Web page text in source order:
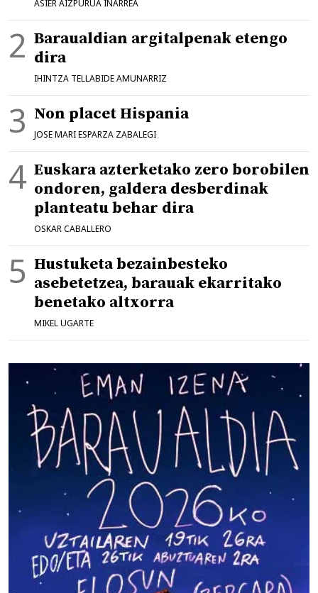
ASIER AIZPURUA IÑARREA
Baraualdian argitalpenak etengo
dira
IHINTZA TELLABIDE AMUNARRIZ
Non placet Hispania
JOSE MARI ESPARZA ZABALEGI
Euskara azterketako zero borobilen
ondoren, galdera desberdinak
planteatu behar dira
OSKAR CABALLERO
Hustuketa bezainbesteko
asebetetzea, barauak ekarritako
benetako altxorra
MIKEL UGARTE